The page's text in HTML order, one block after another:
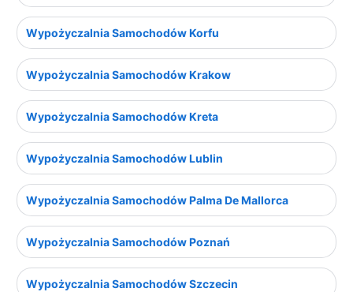
Wypożyczalnia Samochodów Korfu
Wypożyczalnia Samochodów Krakow
Wypożyczalnia Samochodów Kreta
Wypożyczalnia Samochodów Lublin
Wypożyczalnia Samochodów Palma De Mallorca
Wypożyczalnia Samochodów Poznań
Wypożyczalnia Samochodów Szczecin